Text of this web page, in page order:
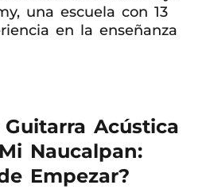
una escuela con 13
en la enseñanza
Guitarra Acústica
Naucalpan:
Empezar?